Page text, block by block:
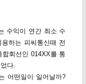
수익이 연간 최소 수
하는 피씨통신때 전
회선인 014XX를 통
다.
어떤일이 일어날까?